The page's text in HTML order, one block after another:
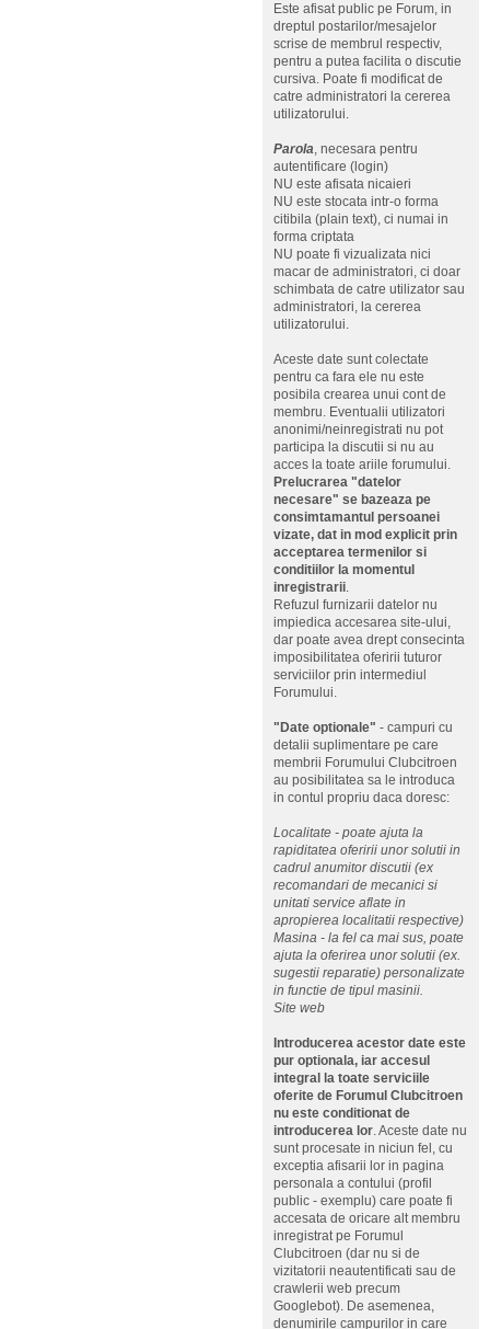
Este afisat public pe Forum, in
dreptul postarilor/mesajelor
scrise de membrul respectiv,
pentru a putea facilita o discutie
cursiva. Poate fi modificat de
catre administratori la cererea
utilizatorului.
Parola, necesara pentru
autentificare (login)
NU este afisata nicaieri
NU este stocata intr-o forma
citibila (plain text), ci numai in
forma criptata
NU poate fi vizualizata nici
macar de administratori, ci doar
schimbata de catre utilizator sau
administratori, la cererea
utilizatorului.
Aceste date sunt colectate
pentru ca fara ele nu este
posibila crearea unui cont de
membru. Eventualii utilizatori
anonimi/neinregistrati nu pot
participa la discutii si nu au
acces la toate ariile forumului.
Prelucrarea "datelor
necesare" se bazeaza pe
consimtamantul persoanei
vizate, dat in mod explicit prin
acceptarea termenilor si
conditiilor la momentul
inregistrarii.
Refuzul furnizarii datelor nu
impiedica accesarea site-ului,
dar poate avea drept consecinta
imposibilitatea oferirii tuturor
serviciilor prin intermediul
Forumului.
"Date optionale" - campuri cu
detalii suplimentare pe care
membrii Forumului Clubcitroen
au posibilitatea sa le introduca
in contul propriu daca doresc:
Localitate - poate ajuta la
rapiditatea oferirii unor solutii in
cadrul anumitor discutii (ex
recomandari de mecanici si
unitati service aflate in
apropierea localitatii respective)
Masina - la fel ca mai sus, poate
ajuta la oferirea unor solutii (ex.
sugestii reparatie) personalizate
in functie de tipul masinii.
Site web
Introducerea acestor date este
pur optionala, iar accesul
integral la toate serviciile
oferite de Forumul Clubcitroen
nu este conditionat de
introducerea lor. Aceste date nu
sunt procesate in niciun fel, cu
exceptia afisarii lor in pagina
personala a contului (profil
public - exemplu) care poate fi
accesata de oricare alt membru
inregistrat pe Forumul
Clubcitroen (dar nu si de
vizitatorii neautentificati sau de
crawlerii web precum
Googlebot). De asemenea,
denumirile campurilor in care